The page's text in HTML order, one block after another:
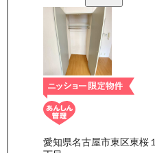
愛知県名古屋市東区東桜１